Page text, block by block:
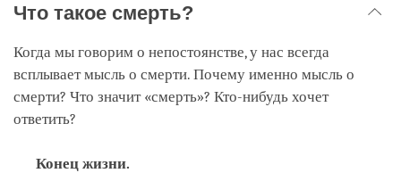
Что такое смерть?
Когда мы говорим о непостоянстве, у нас всегда
всплывает мысль о смерти. Почему именно мысль о
смерти? Что значит «смерть»? Кто-нибудь хочет
ответить?
Конец жизни.